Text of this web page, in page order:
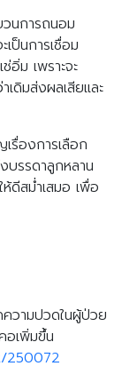
วนการถนอม
ป็นการเชื่อม
ม เพราะจะ
เดิมส่งผลเสียและ
รื่องการเลือก
บรรดาลูกหลาน
ดีสม่ำเสมอ เพื่อ
วามปวดในผู้ป่วย
อเพิ่มขึ้น
250072